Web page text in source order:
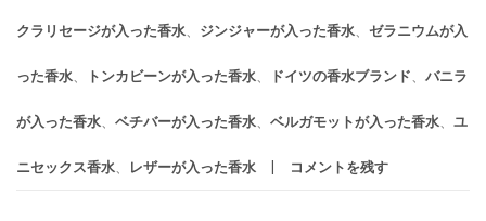
クラリセージが入った香水、 ジンジャーが入った香水、 ゼラニウムが入
った香水、 トンカビーンが入った香水、 ドイツの香水ブランド、 バニラ
が入った香水、 ベチバーが入った香水、 ベルガモットが入った香水、 ユ
ニセックス香水、 レザーが入った香水 コメントを残す